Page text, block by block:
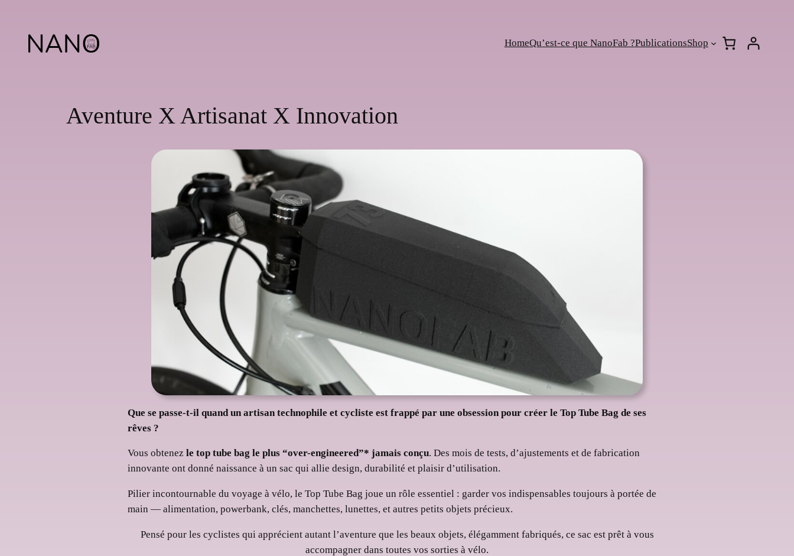
content
HomeQu’est-ce que NanoFab ?PublicationsShop
Aventure X Artisanat X Innovation
Que se passe-t-il quand un artisan technophile et cycliste est frappé par une obsession pour créer le Top Tube Bag de ses
rêves ?
Vous obtenez le top tube bag le plus “over-engineered”* jamais conçu. Des mois de tests, d’ajustements et de fabrication
innovante ont donné naissance à un sac qui allie design, durabilité et plaisir d’utilisation.
Pilier incontournable du voyage à vélo, le Top Tube Bag joue un rôle essentiel : garder vos indispensables toujours à portée de
main — alimentation, powerbank, clés, manchettes, lunettes, et autres petits objets précieux.
Pensé pour les cyclistes qui apprécient autant l’aventure que les beaux objets, élégamment fabriqués, ce sac est prêt à vous
accompagner dans toutes vos sorties à vélo.